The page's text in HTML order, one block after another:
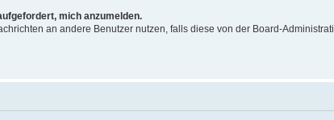
mich anzumelden.
an andere Benutzer nutzen, falls diese von der Board-